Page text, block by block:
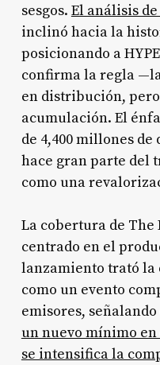
sesgos. El análisis
inclinó hacia la
posicionando a
confirma la regla
en distribución,
acumulación. El
de 4,400 millones
hace gran parte del
como una
La cobertura de The
centrado en el
lanzamiento trató la
como un evento
emisores,
un nuevo mínimo
se intensifica la